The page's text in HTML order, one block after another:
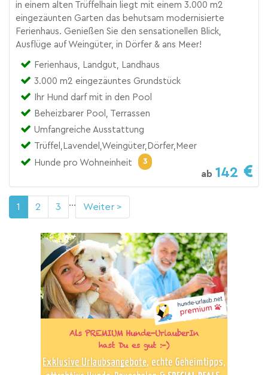
in einem alten Trüffelhain liegt mit einem 3.000 m2
eingezäunten Garten das behutsam modernisierte
Ferienhaus. Genießen Sie den sensationellen Blick,
Ausflüge auf Weingüter, in Dörfer & ans Meer!
Ferienhaus, Landgut, Landhaus
3.000 m2 eingezäuntes Grundstück
Ihr Hund darf mit in den Pool
Beheizbarer Pool, Terrassen
Umfangreiche Ausstattung
Trüffel,Lavendel,Weingüter,Dörfer,Meer
Hunde pro Wohneinheit
3
ab 142
1 2 3 ... Weiter >